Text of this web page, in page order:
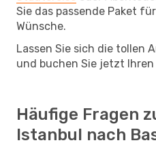
Sie das passende Paket
Wünsche.
Lassen Sie sich die tollen
und buchen Sie jetzt
Häufige Fragen
Istanbul nach